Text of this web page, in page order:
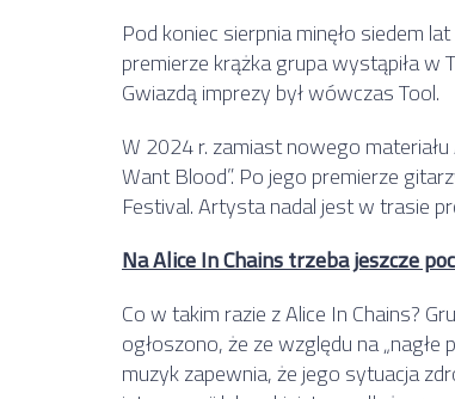
Pod koniec sierpnia minęło siedem
premierze krążka grupa wystąpiła
Gwiazdą imprezy był wówczas Tool.
W 2024 r. zamiast nowego
Want Blood”. Po jego premierze
Festival. Artysta nadal jest w trasie
Na Alice In Chains trzeba jeszcze
Co w takim razie z Alice In Chains?
ogłoszono, że ze względu na
muzyk zapewnia, że jego sytuacja